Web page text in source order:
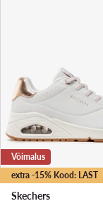
extra -15% Kood: LAST
Võimalus
Skechers